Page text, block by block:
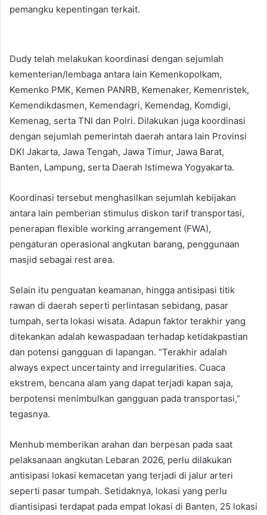
pemangku kepentingan terkait.
Dudy telah melakukan koordinasi dengan sejumlah
kementerian/lembaga antara lain Kemenkopolkam,
Kemenko PMK, Kemen PANRB, Kemenaker, Kemenristek,
Kemendikdasmen, Kemendagri, Kemendag, Komdigi,
Kemenag, serta TNI dan Polri. Dilakukan juga koordinasi
dengan sejumlah pemerintah daerah antara lain Provinsi
DKI Jakarta, Jawa Tengah, Jawa Timur, Jawa Barat,
Banten, Lampung, serta Daerah Istimewa Yogyakarta.
Koordinasi tersebut menghasilkan sejumlah kebijakan
antara lain pemberian stimulus diskon tarif transportasi,
penerapan flexible working arrangement (FWA),
pengaturan operasional angkutan barang, penggunaan
masjid sebagai rest area.
Selain itu penguatan keamanan, hingga antisipasi titik
rawan di daerah seperti perlintasan sebidang, pasar
tumpah, serta lokasi wisata. Adapun faktor terakhir yang
ditekankan adalah kewaspadaan terhadap ketidakpastian
dan potensi gangguan di lapangan. “Terakhir adalah
always expect uncertainty and irregularities. Cuaca
ekstrem, bencana alam yang dapat terjadi kapan saja,
berpotensi menimbulkan gangguan pada transportasi,”
tegasnya.
Menhub memberikan arahan dan berpesan pada saat
pelaksanaan angkutan Lebaran 2026, perlu dilakukan
antisipasi lokasi kemacetan yang terjadi di jalur arteri
seperti pasar tumpah. Setidaknya, lokasi yang perlu
diantisipasi terdapat pada empat lokasi di Banten, 25 lokasi